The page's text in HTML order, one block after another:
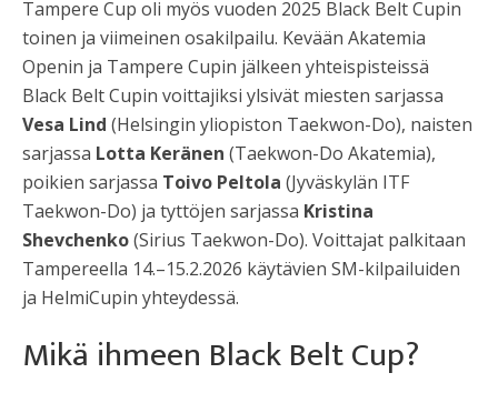
Tampere Cup oli myös vuoden 2025 Black Belt Cupin
toinen ja viimeinen osakilpailu. Kevään Akatemia
Openin ja Tampere Cupin jälkeen yhteispisteissä
Black Belt Cupin voittajiksi ylsivät miesten sarjassa
Vesa Lind (Helsingin yliopiston Taekwon-Do), naisten
sarjassa Lotta Keränen (Taekwon-Do Akatemia),
poikien sarjassa Toivo Peltola (Jyväskylän ITF
Taekwon-Do) ja tyttöjen sarjassa Kristina
Shevchenko(Sirius Taekwon-Do). Voittajat palkitaan
Tampereella 14.–15.2.2026 käytävien SM-kilpailuiden
ja HelmiCupin yhteydessä.
Mikä ihmeen Black Belt Cup?